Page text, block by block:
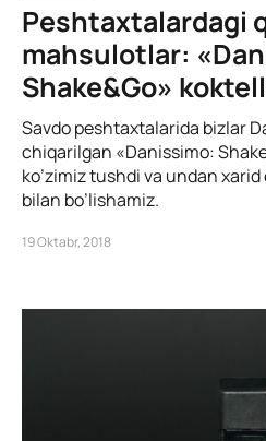
Peshtaxtalardagi
mahsulotlar:
Shake&Go»
Savdo peshtaxtalarida bizlar
chiqarilgan «Danissimo:
ko’zimiz tushdi va undan
bilan bo’lishamiz.
19 Oktabr, 2018